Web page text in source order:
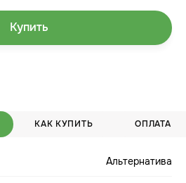
КАК КУПИТЬ ОПЛАТА
Альтернатива
Купить